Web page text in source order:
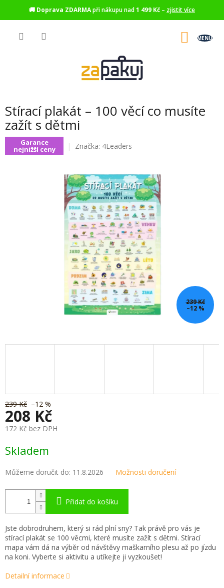
🚚 Doprava ZDARMApři nákupu nad1 499 Kč – zjistit více
Stírací plakát – 100 věcí co musíte
zažít s dětmi
Garance
nejnižší ceny Značka: 4Leaders
239 Kč
–12 %
239 Kč –12 %
208 Kč
172 Kč bez DPH
cena:
Skladem
Můžeme doručit do: 11.8.2026 Možnosti doručení
Přidat do košíku
Jste dobrodruhem, který si rád plní sny? Tak právě pro vás je
stírací plakát se 100 věcmi, které musíte zažít s dětmi. Stírací
mapa vám dá na výběr od návštěvy maškarního plesu až po jízdu
na koni. Vyberte si aktivitu a utíkejte ji vyzkoušet!
Detailní informace